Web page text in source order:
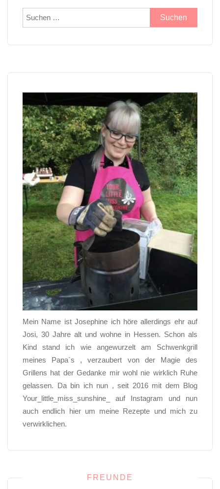
Suchen
nach:
Mein Name ist Josephine ich höre allerdings ehr auf
Josi, 30 Jahre alt und wohne in Hessen. Schon als
Kind stand ich wie angewurzelt am Schwenkgrill
meines Papa`s , verzaubert von der Magie des
Grillens hat der Gedanke mir wohl nie wirklich Ruhe
gelassen. Da bin ich nun , seit 2016 mit dem Blog
Your_little_miss_sunshine_ auf Instagram und nun
auch endlich hier um meine Rezepte und mich zu
verwirklichen.
FREUNDE